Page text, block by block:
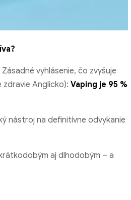
vyhlásenie, čo zvyšuje
Anglicko): Vaping je 95 %
nástroj na definitívne odvykanie
aj dlhodobým – a